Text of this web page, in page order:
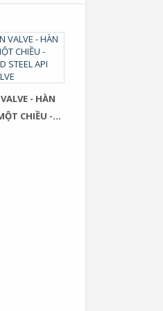
- HÀN
CHIỀU -
STEEL API